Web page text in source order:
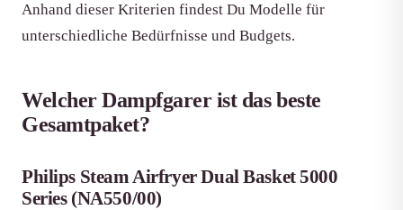
Anhand dieser Kriterien findest Du Modelle für
unterschiedliche Bedürfnisse und Budgets.
Welcher Dampfgarer ist das beste
Gesamtpaket?
Philips Steam Airfryer Dual Basket 5000
Series (NA550/00)